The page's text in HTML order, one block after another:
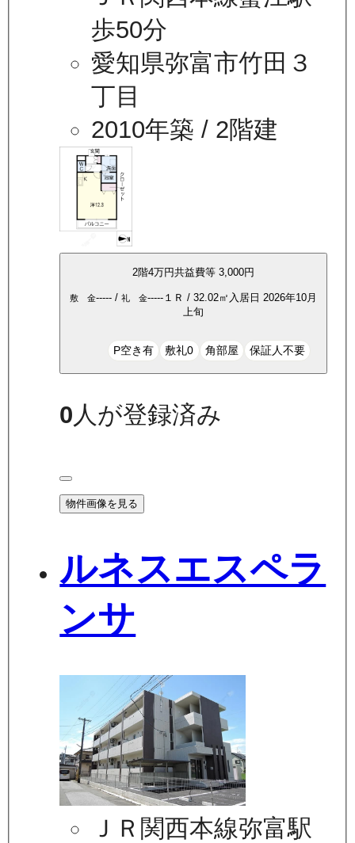
歩50分
愛知県弥富市竹田３
丁目
2010年築 / 2階建
2階4万円共益費等 3,000円
敷 金----- / 礼 金----- １Ｒ / 32.02㎡ 入居日 2026年10月
上旬
P空き有 敷礼0 角部屋 保証人不要
0人が登録済み
物件画像を見る
ルネスエスペラ
ンサ
ＪＲ関西本線弥富駅